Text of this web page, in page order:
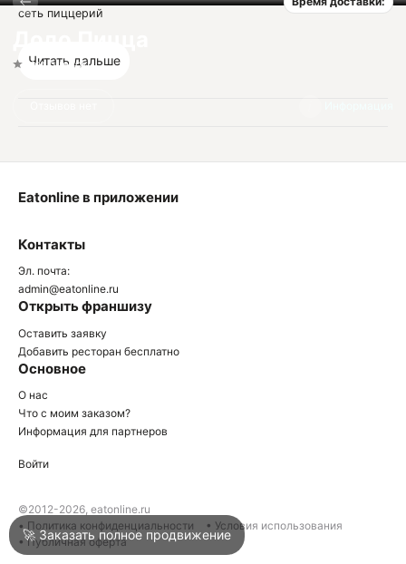
Вход / регистрация
Войти
Написать в техподдержку
Нет оценок
сеть пиццерий
Читать дальше
Контакты
Эл. почта:
admin@eatonline.ru
Открыть франшизу
Оставить заявку
Добавить ресторан бесплатно
Основное
О нас
Что с моим заказом?
Информация для партнеров
Eatonline в приложении
Войти
©2012-2026, eatonline.ru
• Политика конфиденциальности
• Условия использования
• Публичная оферта
🚀 Заказать полное продвижение